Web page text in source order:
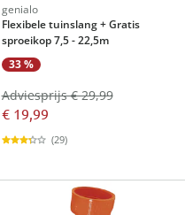
genialo
Flexibele tuinslang + Gratis
sproeikop 7,5 - 22,5m
33 %
€ 19,99
Adviesprijs € 29,99
(29)